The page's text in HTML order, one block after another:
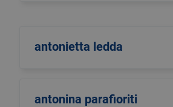
antonietta ledda
antonina parafioriti